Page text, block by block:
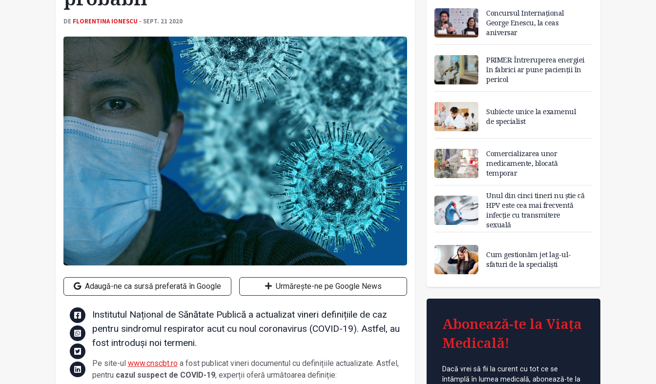
DE FLORENTINA IONESCU - SEPT. 21 2020
Adaugă-ne ca sursă preferată în Google Urmărește-ne pe Google News
Institutul Național de Sănătate Publică a actualizat vineri definițiile de caz
pentru sindromul respirator acut cu noul coronavirus (COVID-19). Astfel, au
fost introduși noi termeni.
Pe site-ul www.cnscbt.roa fost publicat vineri documentul cu definițiile actualizate. Astfel,
pentru cazul suspect de COVID-19, experții oferă următoarea definiție:
Concursul Internațional
George Enescu, la ceas
aniversar
PRIMER: Întreruperea energiei
în fabrici ar pune pacienții în
pericol
Subiecte unice la examenul
de specialist
Comercializarea unor
medicamente, blocată
temporar
Unul din cinci tineri nu știe că
HPV este cea mai frecventă
infecție cu transmitere
sexuală
Cum gestionăm jet lag-ul-
sfaturi de la specialiști
Abonează-te la Viața
Medicală!
Dacă vrei să fii la curent cu tot ce se
întâmplă în lumea medicală, abonează-te la